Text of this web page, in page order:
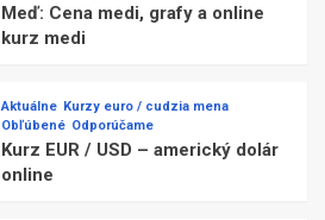
Meď: Cena medi, grafy a online
kurz medi
Aktuálne Kurzy euro / cudzia mena
Obľúbené Odporúčame
Kurz EUR / USD – americký dolár
online